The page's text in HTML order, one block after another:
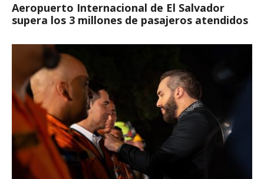
Aeropuerto Internacional de El Salvador
supera los 3 millones de pasajeros atendidos